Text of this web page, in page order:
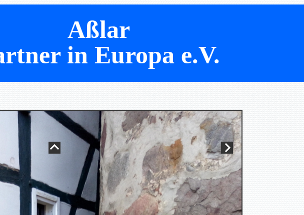
Aßlar
in Europa e.V.